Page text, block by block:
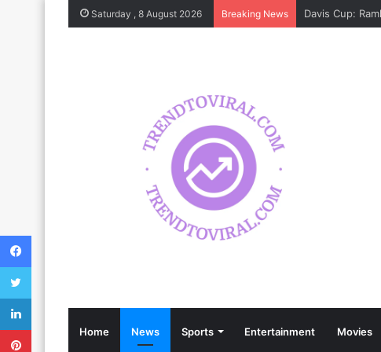
Saturday , 8 August 2026 Breaking News
Home News Sports Entertainment Movies